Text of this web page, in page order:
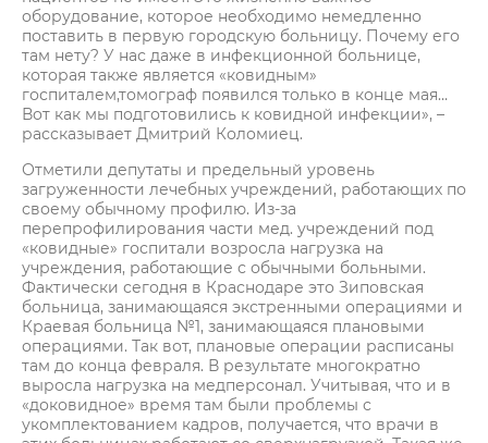
оборудование, которое необходимо немедленно
поставить в первую городскую больницу. Почему его
там нету? У нас даже в инфекционной больнице,
которая также является «ковидным»
госпиталем,томограф появился только в конце мая…
Вот как мы подготовились к ковидной инфекции», –
рассказывает Дмитрий Коломиец.
Отметили депутаты и предельный уровень
загруженности лечебных учреждений, работающих по
своему обычному профилю. Из-за
перепрофилирования части мед. учреждений под
«ковидные» госпитали возросла нагрузка на
учреждения, работающие с обычными больными.
Фактически сегодня в Краснодаре это Зиповская
больница, занимающаяся экстренными операциями и
Краевая больница №1, занимающаяся плановыми
операциями. Так вот, плановые операции расписаны
там до конца февраля. В результате многократно
выросла нагрузка на медперсонал. Учитывая, что и в
«доковидное» время там были проблемы с
укомплектованием кадров, получается, что врачи в